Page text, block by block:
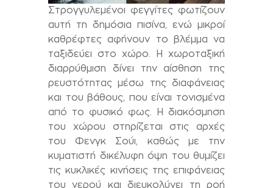
Στρογγυλεμένοι φεγγίτες φωτίζουν
αυτή τη δημόσια πισίνα, ενώ μικροί
καθρέφτες αφήνουν το βλέμμα να
ταξιδεύει στο χώρο. Η χωροταξική
διαρρύθμιση δίνει την αίσθηση της
ρευστότητας μέσω της διαφάνειας
και του βάθους, που είναι τονισμένα
από το φυσικό φως. Η διακόσμηση
του χώρου στηρίζεται στις αρχές
του Φενγκ Σούι, καθώς με την
κυματιστή δικέλυφη όψη του θυμίζει
τις κυκλικές κινήσεις της επιφάνειας
του νερού και διευκολύνει τη ροή